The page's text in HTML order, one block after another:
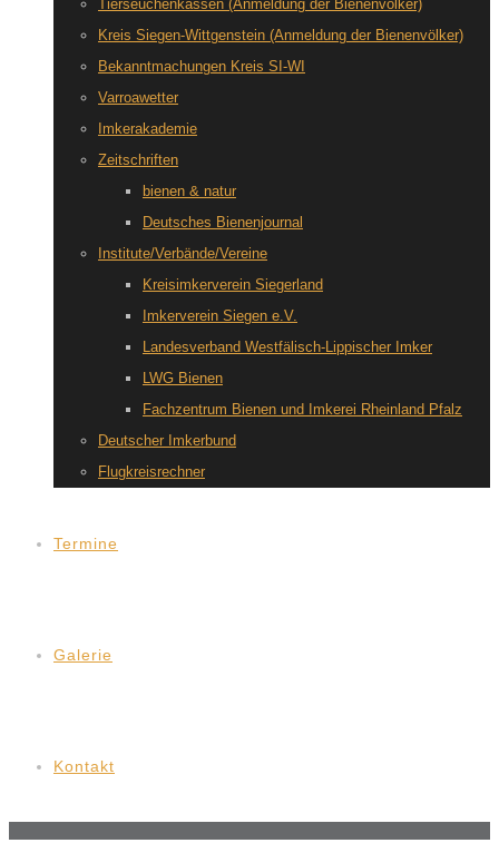
Tierseuchenkassen (Anmeldung der Bienenvölker)
Kreis Siegen-Wittgenstein (Anmeldung der Bienenvölker)
Bekanntmachungen Kreis SI-WI
Varroawetter
Imkerakademie
Zeitschriften
bienen & natur
Deutsches Bienenjournal
Institute/Verbände/Vereine
Kreisimkerverein Siegerland
Imkerverein Siegen e.V.
Landesverband Westfälisch-Lippischer Imker
LWG Bienen
Fachzentrum Bienen und Imkerei Rheinland Pfalz
Deutscher Imkerbund
Flugkreisrechner
Termine
Galerie
Kontakt